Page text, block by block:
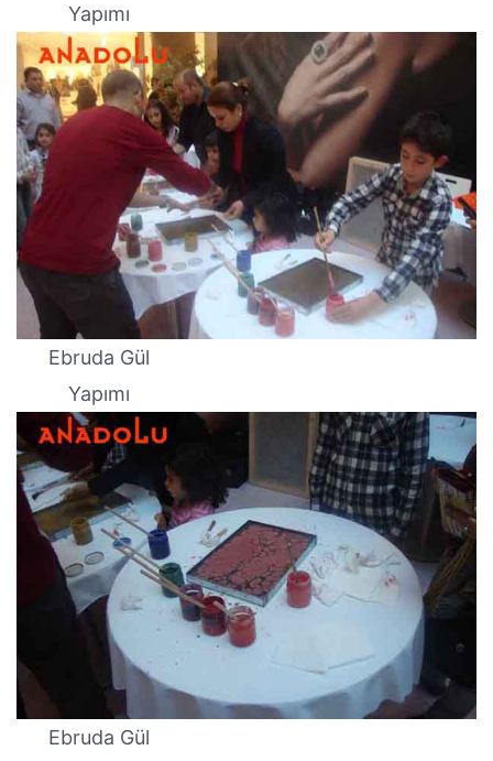
Yapımı
Ebruda Gül
Yapımı
Ebruda Gül